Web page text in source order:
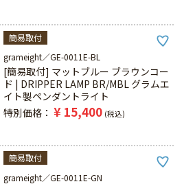
簡易取付
grameight
GE-0011E-BL
[簡易取付] マットブルー ブラウンコー
ド | DRIPPER LAMP BR/MBL グラムエ
イト製ペンダントライト
特別価格
¥ 15,400 税込
簡易取付
grameight
GE-0011E-GN